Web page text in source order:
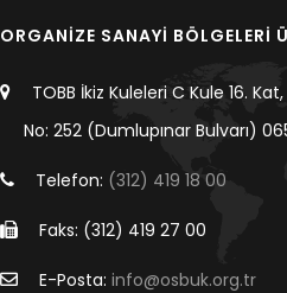
ORGANİZE SANAYİ BÖLGELERİ
TOBB İkiz Kuleleri C Kule 16.
No: 252 (Dumlupınar Bulvarı)
Telefon: (312) 419 18 00
Faks: (312) 419 27 00
E-Posta: info@osbuk.org.tr